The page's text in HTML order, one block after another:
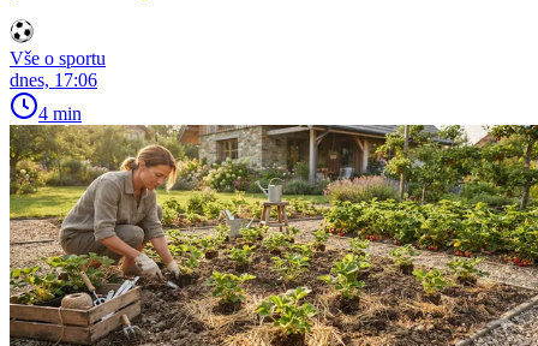
Vše o sportu
dnes, 17:06
4 min